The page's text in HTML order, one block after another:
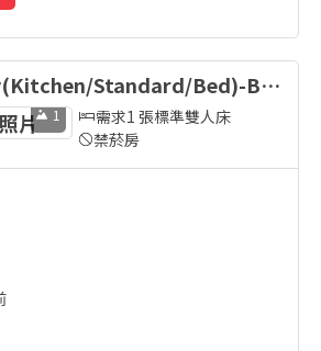
Standard/Bed)-Be
Assigned
1
需求1 張標準雙人床
禁菸房